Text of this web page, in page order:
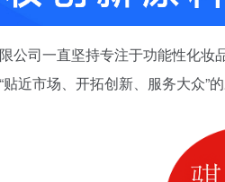
公司一直坚持专注于功能性化
近市场、开拓创新、服务大众”